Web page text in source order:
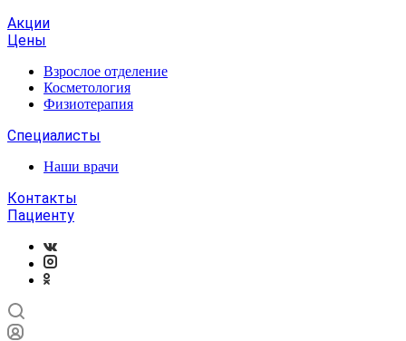
Акции
Цены
Взрослое отделение
Косметология
Физиотерапия
Специалисты
Наши врачи
Контакты
Пациенту